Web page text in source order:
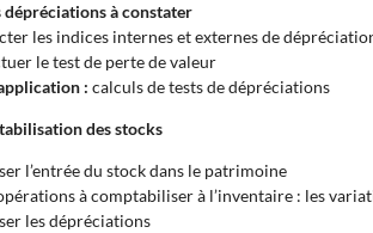
dépréciations à constater
les indices internes et externes de
le test de perte de valeur
: calculs de tests de dépréciations
des stocks
l’entrée du stock dans le patrimoine
à comptabiliser à l’inventaire : les
les dépréciations